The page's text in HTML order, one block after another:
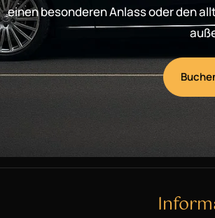
einen besonderen Anlass oder den